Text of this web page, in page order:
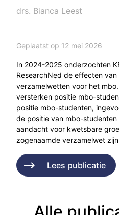
drs. Bianca Leest
Geplaatst op 12 mei 2026
In 2024-2025 onderzochten
ResearchNed de effecten
verzamelwetten voor het
versterken positie mbo-
positie mbo-studenten,
de positie van mbo-
aandacht voor kwetsbare
zogenaamde verzamelwet
Lees publicatie